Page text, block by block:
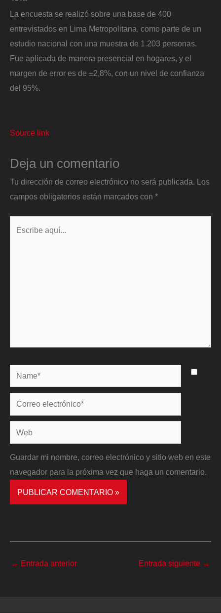
La encuesta se realizó sobre una base de 400
entrevistados en Lima Metropolitana, como parte de un
estudio nacional con una muestra de 1.203 personas.
Fue aplicada de manera presencial en hogares, y el
margen de error es de ±2,8%, con un nivel de confianza
del 95%.
Source link
Deja un comentario
Tu dirección de correo electrónico no será publicada. Los
campos obligatorios están marcados con *
Name*
Correo
electrónico*
Web
Guardar mi nombre, correo electrónico y sitio web en este
navegador para la próxima vez que haga un comentario.
← Entrada anterior Entrada siguiente →